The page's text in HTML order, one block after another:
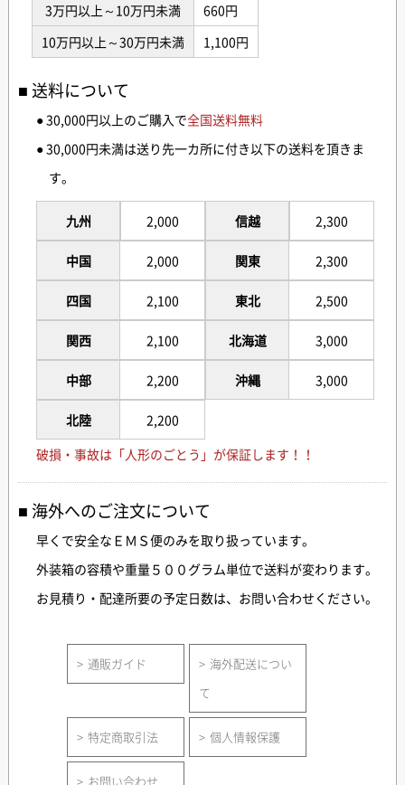
3万円以上～10万円未満
660円
10万円以上～30万円未満
1,100円
送料について
● 30,000円以上のご購入で全国送料無料
● 30,000円未満は送り先一カ所に付き以下の送料を頂きま
す。
九州
中国
四国
関西
中部
北陸
2,000
2,000
2,100
2,100
2,200
2,200
信越
関東
東北
北海道
沖縄
2,300
2,300
2,500
3,000
3,000
破損・事故は「人形のごとう」が保証します！！
海外へのご注文について
早くで安全なＥＭＳ便のみを取り扱っています。
外装箱の容積や重量５００グラム単位で送料が変わります。
お見積り・配達所要の予定日数は、お問い合わせください。
通販ガイド
海外配送につい
て
特定商取引法 個人情報保護
お問い合わせ